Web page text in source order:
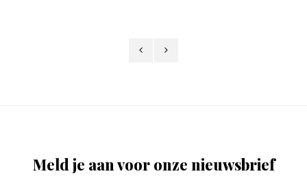
Meld je aan voor onze nieuwsbrief